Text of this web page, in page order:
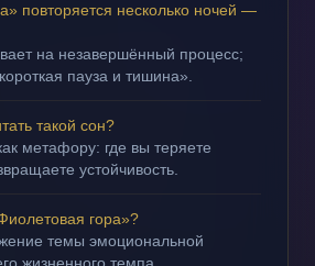
повторяется несколько ночей —
на незавершённый процесс;
пауза и тишина».
такой сон?
метафору: где вы теряете
устойчивость.
гора»?
темы эмоциональной